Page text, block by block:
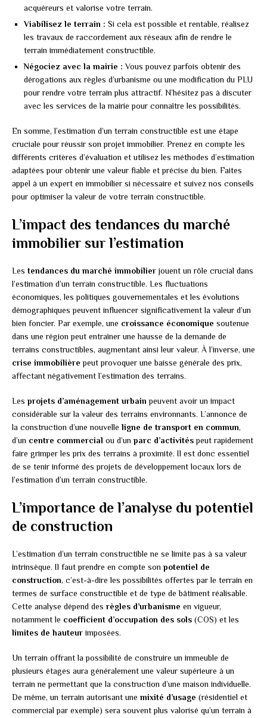
acquéreurs et valorise votre terrain.
Viabilisez le terrain : Si cela est possible et rentable, réalisez
les travaux de raccordement aux réseaux afin de rendre le
terrain immédiatement constructible.
Négociez avec la mairie : Vous pouvez parfois obtenir des
dérogations aux règles d’urbanisme ou une modification du PLU
pour rendre votre terrain plus attractif. N’hésitez pas à discuter
avec les services de la mairie pour connaître les possibilités.
En somme, l’estimation d’un terrain constructible est une étape
cruciale pour réussir son projet immobilier. Prenez en compte les
différents critères d’évaluation et utilisez les méthodes d’estimation
adaptées pour obtenir une valeur fiable et précise du bien. Faites
appel à un expert en immobilier si nécessaire et suivez nos conseils
pour optimiser la valeur de votre terrain constructible.
L’impact des tendances du marché
immobilier sur l’estimation
Les tendances du marché immobilier jouent un rôle crucial dans
l’estimation d’un terrain constructible. Les fluctuations
économiques, les politiques gouvernementales et les évolutions
démographiques peuvent influencer significativement la valeur d’un
bien foncier. Par exemple, une croissance économique soutenue
dans une région peut entraîner une hausse de la demande de
terrains constructibles, augmentant ainsi leur valeur. À l’inverse, une
crise immobilière peut provoquer une baisse générale des prix,
affectant négativement l’estimation des terrains.
Les projets d’aménagement urbain peuvent avoir un impact
considérable sur la valeur des terrains environnants. L’annonce de
la construction d’une nouvelle ligne de transport en commun,
d’un centre commercial ou d’un parc d’activitéspeut rapidement
faire grimper les prix des terrains à proximité. Il est donc essentiel
de se tenir informé des projets de développement locaux lors de
l’estimation d’un terrain constructible.
L’importance de l’analyse du potentiel
de construction
L’estimation d’un terrain constructible ne se limite pas à sa valeur
intrinsèque. Il faut prendre en compte son potentiel de
construction, c’est-à-dire les possibilités offertes par le terrain en
termes de surface constructible et de type de bâtiment réalisable.
Cette analyse dépend des règles d’urbanisme en vigueur,
notamment le coefficient d’occupation des sols (COS) et les
limites de hauteur imposées.
Un terrain offrant la possibilité de construire un immeuble de
plusieurs étages aura généralement une valeur supérieure à un
terrain ne permettant que la construction d’une maison individuelle.
De même, un terrain autorisant une mixité d’usage (résidentiel et
commercial par exemple) sera souvent plus valorisé qu’un terrain à